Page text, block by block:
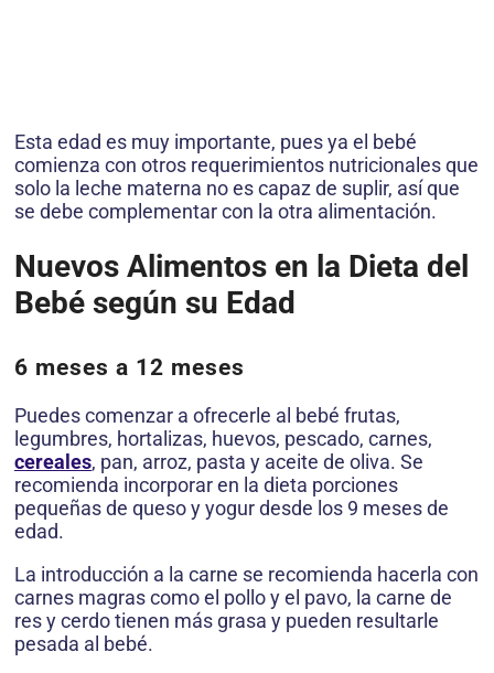
Esta edad es muy importante, pues ya el bebé
comienza con otros requerimientos nutricionales que
solo la leche materna no es capaz de suplir, así que
se debe complementar con la otra alimentación.
Nuevos Alimentos en la Dieta del
Bebé según su Edad
6 meses a 12 meses
Puedes comenzar a ofrecerle al bebé frutas,
legumbres, hortalizas, huevos, pescado, carnes,
cereales, pan, arroz, pasta y aceite de oliva. Se
recomienda incorporar en la dieta porciones
pequeñas de queso y yogur desde los 9 meses de
edad.
La introducción a la carne se recomienda hacerla con
carnes magras como el pollo y el pavo, la carne de
res y cerdo tienen más grasa y pueden resultarle
pesada al bebé.